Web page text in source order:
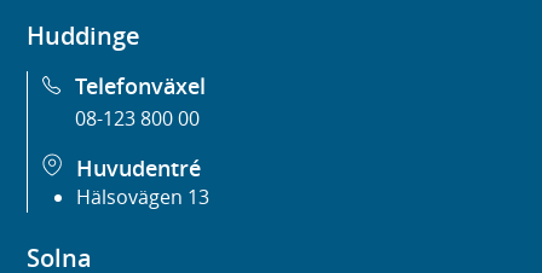
Huddinge
Telefonväxel
08-123 800 00
Huvudentré
Hälsovägen 13
Solna